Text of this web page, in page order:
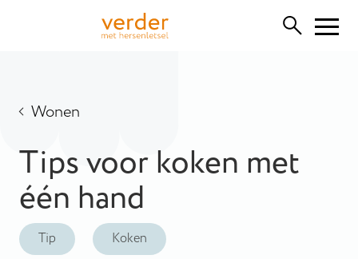
Wonen
Tips voor koken met
één hand
Tip Koken
Deze cookies zijn nodig voor het correct functioneren van
Cookies van derden
Hiermee kunnen we inhoud van derden insluiten, zoals
YouTube, Vimeo of SoundCloud. Het uitschakelen hiervan
kan bepaalde functionaliteiten van de website verwijderen.
Analytische cookies